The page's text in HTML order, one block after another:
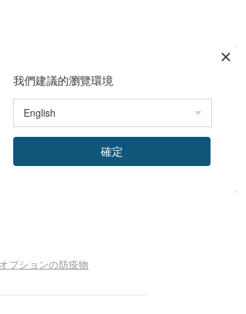
プションの防疫物
我們建議的瀏覽環境
確定